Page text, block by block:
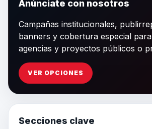
Anúnciate con nosotros
Campañas institucionales,
banners y cobertura especial
agencias y proyectos públicos o
VER OPCIONES
Secciones clave